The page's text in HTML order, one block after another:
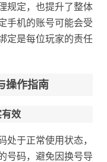
规定，也提升了整体
手机的账号可能会受
定是每位玩家的责任
操作指南
效
处于正常使用状态，
号码，避免因换号导